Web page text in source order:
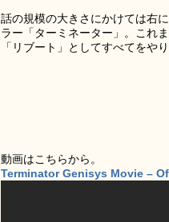
話の規模の大きさにかけては右
ラー「ターミネーター」。これ
「リブート」としてすべてをや
動画はこちらから。
Terminator Genisys Movie –